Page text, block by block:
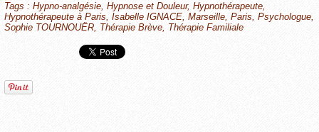
Tags : Hypno-analgésie, Hypnose et Douleur, Hypnothérapeute,
Hypnothérapeute à Paris, Isabelle IGNACE, Marseille, Paris, Psychologue,
Sophie TOURNOUËR, Thérapie Brève, Thérapie Familiale